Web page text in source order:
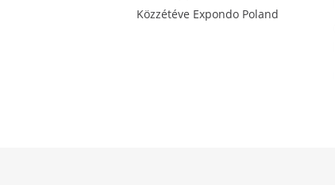
Közzétéve Expondo Poland